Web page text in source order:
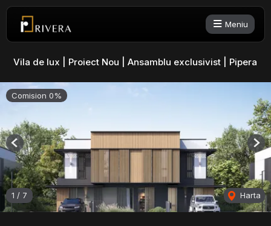
Meniu
Vila de lux | Proiect Nou | Ansamblu exclusivist | Pipera
Comision 0%
1 / 7 Harta
Previous